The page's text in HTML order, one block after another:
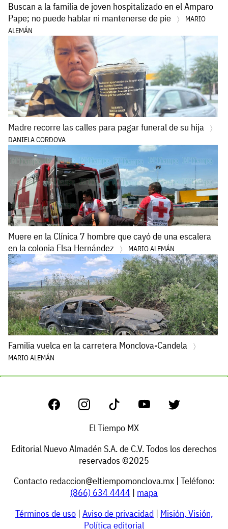
Buscan a la familia de joven hospitalizado en el Amparo
Pape; no puede hablar ni mantenerse de pie
MARIO
ALEMÁN
Madre recorre las calles para pagar funeral de su hija
DANIELA CORDOVA
Muere en la Clínica 7 hombre que cayó de una escalera
en la colonia Elsa Hernández
MARIO ALEMÁN
Familia vuelca en la carretera Monclova-Candela
MARIO ALEMÁN
El Tiempo MX
Editorial Nuevo Almadén S.A. de C.V. Todos los derechos
reservados ©2025
Contacto redaccion@eltiempomonclova.mx| Teléfono:
(866) 634 4444 | mapa
Términos de uso | Aviso de privacidad | Misión, Visión,
Política editorial